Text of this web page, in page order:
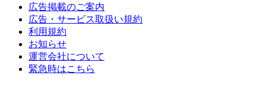
広告掲載のご案内
広告・サービス取扱い規約
利用規約
お知らせ
運営会社について
緊急時はこちら